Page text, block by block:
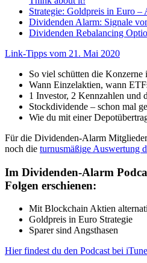
Strategie: Goldpreis in Euro –
Dividenden Alarm: Signale
Dividenden Rebalancing
Link-Tipps vom 21. Mai 2020
So viel schütten die
Wann Einzelaktien, wann
1 Investor, 2 Kennzahlen und
Stockdividende – schon mal
Wie du mit einer
Für die Dividenden-Alarm
noch die turnusmäßige Auswertung
Im Dividenden-Alarm
Folgen erschienen:
Mit Blockchain Aktien
Goldpreis in Euro Strategie
Sparer sind Angsthasen
Hier findest du den Podcast bei